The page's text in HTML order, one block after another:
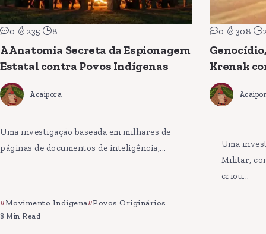
0 235 8
A Anatomia Secreta da Espionagem
Estatal contra Povos Indígenas
Acaipora
Uma investigação baseada em milhares de
páginas de documentos de inteligência,...
Movimento Indígena Povos Originários
8 Min Read
0 308
Krenak
Uma
Militar,
criou...